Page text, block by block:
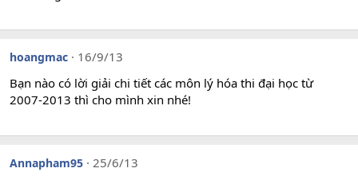
hoangmac
16/9/13
Bạn nào có lời giải chi tiết các môn lý hóa thi đại học từ
2007-2013 thì cho mình xin nhé!
Annapham95
25/6/13